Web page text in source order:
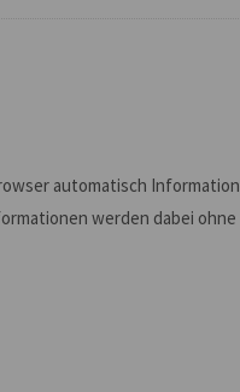
automatisch
werden dabei